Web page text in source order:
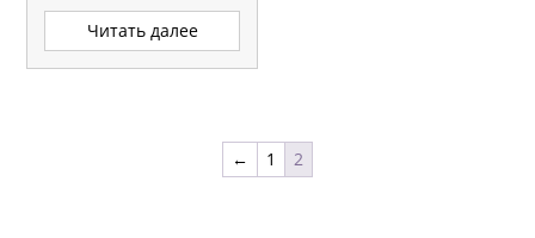
Читать далее
← 1 2